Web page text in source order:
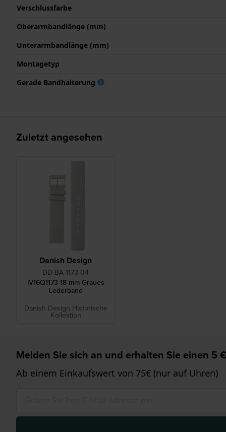
Verschlussfarbe
Oberarmbandlänge (mm)
Unterarmbandlänge (mm)
Montagetyp
Gerade Bandhalterung
Zuletzt angesehen
Danish Design
DD-BA-1173-04
IV16Q1173 18 mm Graues
Lederband
Danish Design Historische
Kollektion
Melden Sie sich an und erhalten Sie einen 5
Ab einem Einkaufswert von 75€ (nur auf Uhren)